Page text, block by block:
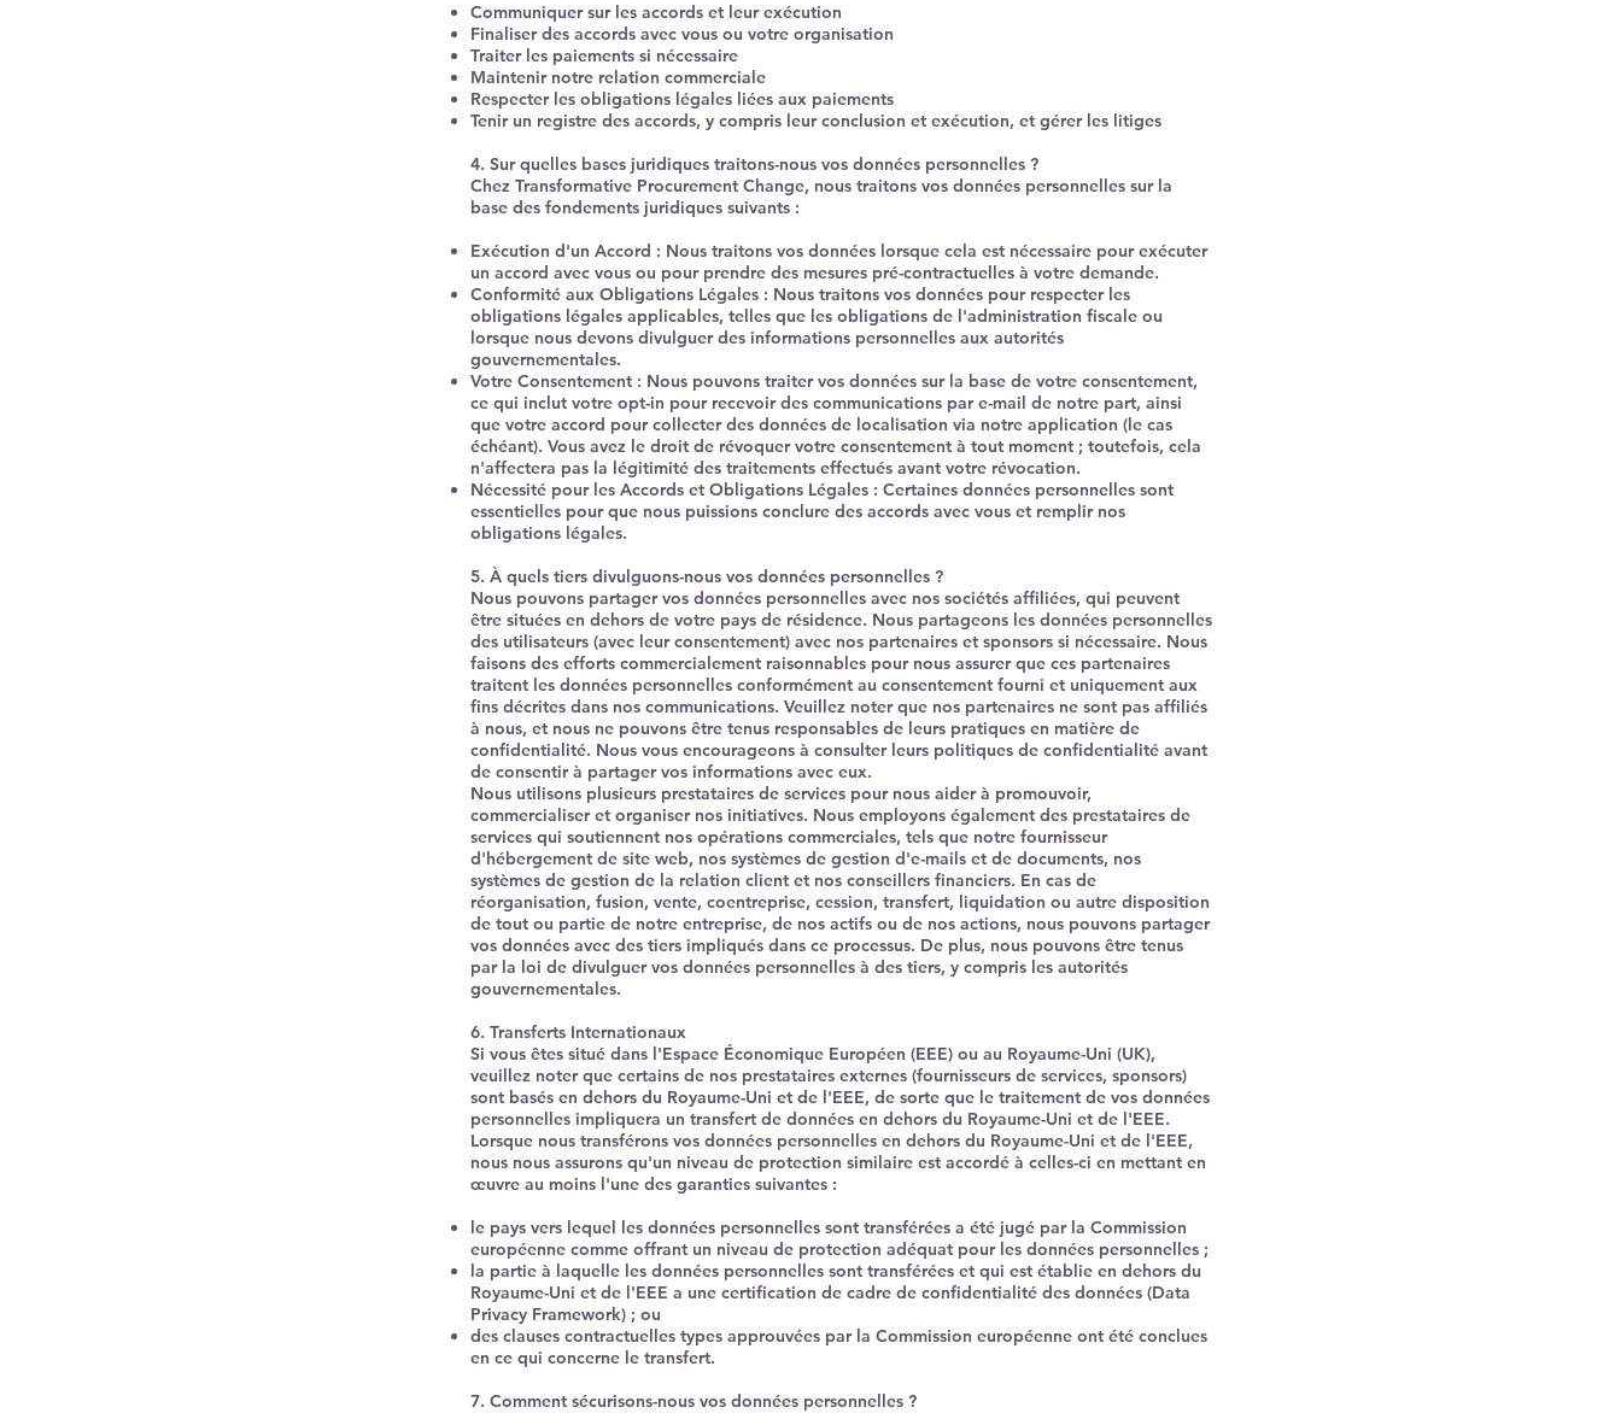
Communiquer sur les accords et leur exécution
Finaliser des accords avec vous ou votre organisation
Traiter les paiements si nécessaire
Maintenir notre relation commerciale
Respecter les obligations légales liées aux paiements
Tenir un registre des accords, y compris leur conclusion et exécution, et gérer les litiges
4. Sur quelles bases juridiques traitons-nous vos données personnelles ?​
Chez Transformative Procurement Change, nous traitons vos données personnelles sur la
base des fondements juridiques suivants :
Exécution d'un Accord : Nous traitons vos données lorsque cela est nécessaire pour exécuter
un accord avec vous ou pour prendre des mesures pré-contractuelles à votre demande.
Conformité aux Obligations Légales : Nous traitons vos données pour respecter les
obligations légales applicables, telles que les obligations de l'administration fiscale ou
lorsque nous devons divulguer des informations personnelles aux autorités
gouvernementales.
Votre Consentement : Nous pouvons traiter vos données sur la base de votre consentement,
ce qui inclut votre opt-in pour recevoir des communications par e-mail de notre part, ainsi
que votre accord pour collecter des données de localisation via notre application (le cas
échéant). Vous avez le droit de révoquer votre consentement à tout moment ; toutefois, cela
n'affectera pas la légitimité des traitements effectués avant votre révocation.
Nécessité pour les Accords et Obligations Légales : Certaines données personnelles sont
essentielles pour que nous puissions conclure des accords avec vous et remplir nos
obligations légales.
5. À quels tiers divulguons-nous vos données personnelles ?​
Nous pouvons partager vos données personnelles avec nos sociétés affiliées, qui peuvent
être situées en dehors de votre pays de résidence. Nous partageons les données personnelles
des utilisateurs (avec leur consentement) avec nos partenaires et sponsors si nécessaire. Nous
faisons des efforts commercialement raisonnables pour nous assurer que ces partenaires
traitent les données personnelles conformément au consentement fourni et uniquement aux
fins décrites dans nos communications. Veuillez noter que nos partenaires ne sont pas affiliés
à nous, et nous ne pouvons être tenus responsables de leurs pratiques en matière de
confidentialité. Nous vous encourageons à consulter leurs politiques de confidentialité avant
de consentir à partager vos informations avec eux.
Nous utilisons plusieurs prestataires de services pour nous aider à promouvoir,
commercialiser et organiser nos initiatives. Nous employons également des prestataires de
services qui soutiennent nos opérations commerciales, tels que notre fournisseur
d'hébergement de site web, nos systèmes de gestion d'e-mails et de documents, nos
systèmes de gestion de la relation client et nos conseillers financiers. En cas de
réorganisation, fusion, vente, coentreprise, cession, transfert, liquidation ou autre disposition
de tout ou partie de notre entreprise, de nos actifs ou de nos actions, nous pouvons partager
vos données avec des tiers impliqués dans ce processus. De plus, nous pouvons être tenus
par la loi de divulguer vos données personnelles à des tiers, y compris les autorités
gouvernementales.
6. Transferts Internationaux​
Si vous êtes situé dans l'Espace Économique Européen (EEE) ou au Royaume-Uni (UK),
veuillez noter que certains de nos prestataires externes (fournisseurs de services, sponsors)
sont basés en dehors du Royaume-Uni et de l'EEE, de sorte que le traitement de vos données
personnelles impliquera un transfert de données en dehors du Royaume-Uni et de l'EEE.
Lorsque nous transférons vos données personnelles en dehors du Royaume-Uni et de l'EEE,
nous nous assurons qu'un niveau de protection similaire est accordé à celles-ci en mettant en
œuvre au moins l'une des garanties suivantes :
le pays vers lequel les données personnelles sont transférées a été jugé par la Commission
européenne comme offrant un niveau de protection adéquat pour les données personnelles ;
la partie à laquelle les données personnelles sont transférées et qui est établie en dehors du
Royaume-Uni et de l'EEE a une certification de cadre de confidentialité des données (Data
Privacy Framework) ; ou
des clauses contractuelles types approuvées par la Commission européenne ont été conclues
en ce qui concerne le transfert.
7. Comment sécurisons-nous vos données personnelles ?